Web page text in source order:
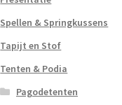
Spellen & Springkussens
Tapijt en Stof
Tenten & Podia
Pagodetenten